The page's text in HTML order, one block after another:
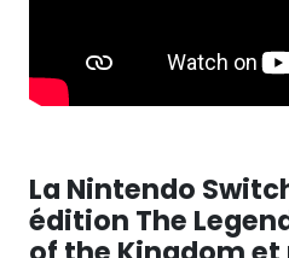
La Nintendo
édition The